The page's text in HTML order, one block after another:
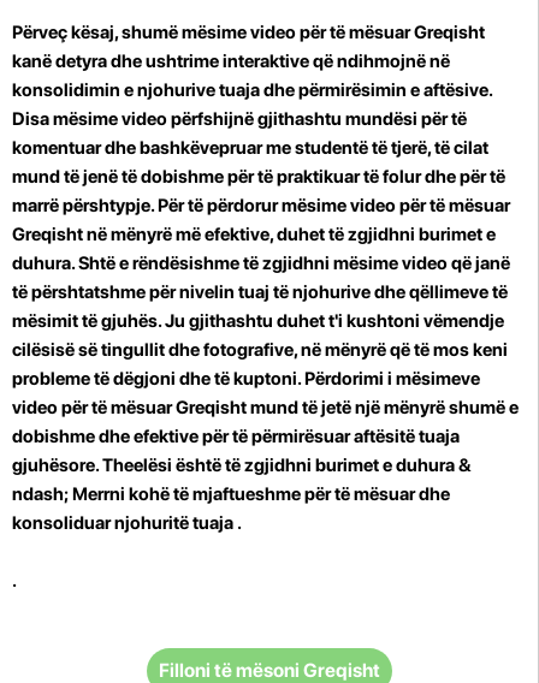
Përveç kësaj, shumë mësime video për të mësuar Greqisht
kanëdetyra dhe ushtrime interaktiveqë ndihmojnë në
konsolidimin e njohurive tuaja dhe përmirësimin e aftësive.
Disa mësime video përfshijnë gjithashtu mundësi për të
komentuar dhe bashkëvepruar me studentë të tjerë, të cilat
mund të jenë të dobishme për të praktikuar të folur dhe për të
marrë përshtypje. Për të përdorur mësime video për të mësuar
Greqisht në mënyrë më efektive, duhet të zgjidhni burimet e
duhura. Shtë e rëndësishme të zgjidhni mësime video që janë
të përshtatshme për nivelin tuaj të njohurive dhe qëllimeve të
mësimit të gjuhës. Ju gjithashtu duhet t'i kushtoni vëmendje
cilësisë së tingullit dhe fotografive, në mënyrë që të mos keni
probleme të dëgjoni dhe të kuptoni. Përdorimi i mësimeve
video për të mësuar Greqisht mund të jetë një mënyrë shumë e
dobishme dhe efektive për të përmirësuar aftësitë tuaja
gjuhësore.Theelësi është të zgjidhni burimet e duhura &
ndash; Merrni kohë të mjaftueshme për të mësuar dhe
konsoliduar njohuritë tuaja .
.
Filloni të mësoni Greqisht